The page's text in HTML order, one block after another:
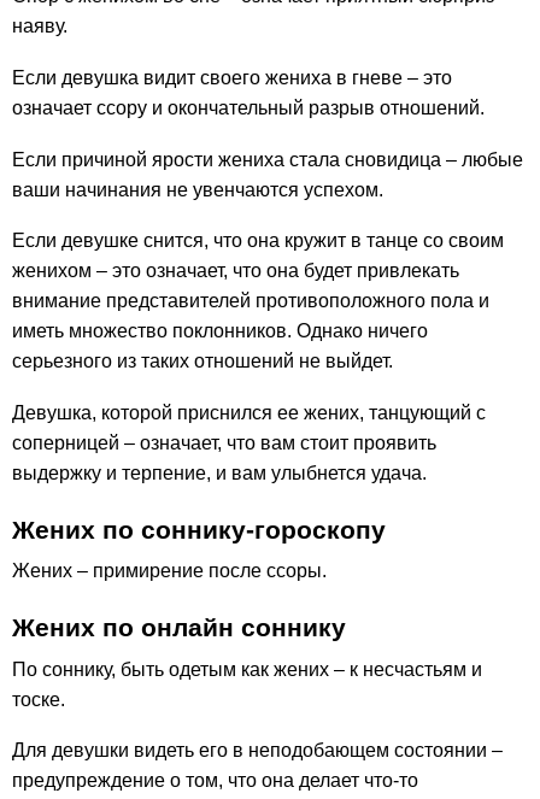
наяву.
Если девушка видит своего жениха в гневе – это
означает ссору и окончательный разрыв отношений.
Если причиной ярости жениха стала сновидица – любые
ваши начинания не увенчаются успехом.
Если девушке снится, что она кружит в танце со своим
женихом – это означает, что она будет привлекать
внимание представителей противоположного пола и
иметь множество поклонников. Однако ничего
серьезного из таких отношений не выйдет.
Девушка, которой приснился ее жених, танцующий с
соперницей – означает, что вам стоит проявить
выдержку и терпение, и вам улыбнется удача.
Жених по соннику-гороскопу
Жених – примирение после ссоры.
Жених по онлайн соннику
По соннику, быть одетым как жених – к несчастьям и
тоске.
Для девушки видеть его в неподобающем состоянии –
предупреждение о том, что она делает что-то